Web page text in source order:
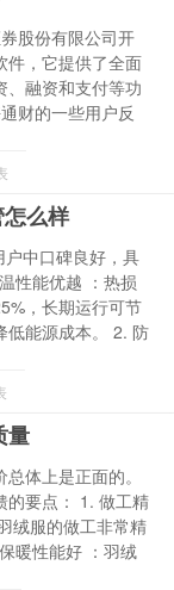
股份有限公司开
件，它提供了全面
、融资和支付等功
财的一些用户反
么样
中口碑良好，具
性能优越 ：热损
，长期运行可节
低能源成本。 2. 防
量
体上是正面的。
的要点： 1. 做工精
绒服的做工非常精
暖性能好 ：羽绒